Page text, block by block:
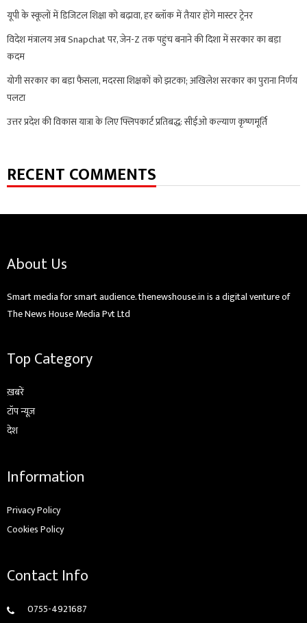
यूपी के स्कूलों में डिजिटल शिक्षा को बढ़ावा, हर ब्लॉक में तैयार होंगे मास्टर ट्रेनर
विदेश मंत्रालय अब Snapchat पर, जेन-Z तक पहुंच बनाने की दिशा में सरकार का बड़ा
कदम
योगी सरकार का बड़ा फैसला, मदरसा शिक्षकों को झटका; अखिलेश सरकार का पुराना निर्णय
पलटा
उत्तर प्रदेश की विकास यात्रा के लिए फ्लिपकार्ट प्रतिबद्ध: सीईओ कल्याण कृष्णमूर्ति
RECENT COMMENTS
About Us
Smart media for smart audience. thenewshouse.in is a digital venture of
The News House Media Pvt Ltd
Top Category
ख़बरें
टॉप न्यूज़
देश
Information
Privacy Policy
Cookies Policy
Contact Info
0755-4921687